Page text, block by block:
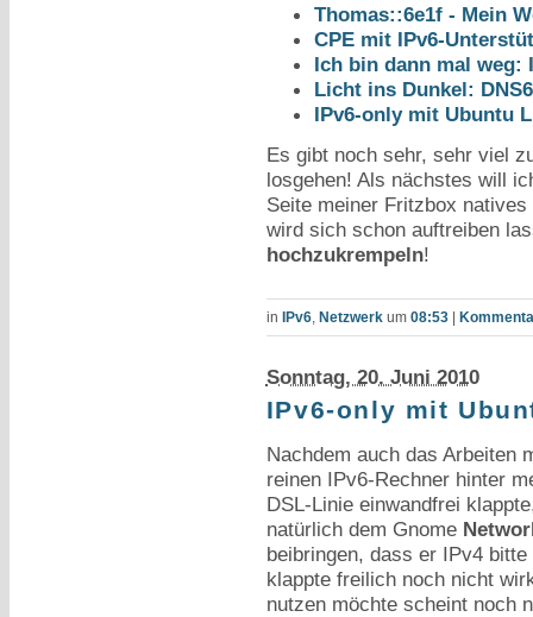
Thomas::6e1f - Mein
CPE mit IPv6-
Ich bin dann mal weg:
Licht ins Dunkel:
IPv6-only mit Ubuntu
Es gibt noch sehr, sehr viel
losgehen! Als nächstes will
Seite meiner Fritzbox
wird sich schon auftreiben
hochzukrempeln!
in IPv6, Netzwerkum 08:53|
Sonntag, 20. Juni 2010
IPv6-only mit
Nachdem auch das Arbeiten
reinen IPv6-Rechner hinter
DSL-Linie einwandfrei
natürlich dem Gnome
beibringen, dass er IPv4
klappte freilich noch nicht
nutzen möchte scheint noch